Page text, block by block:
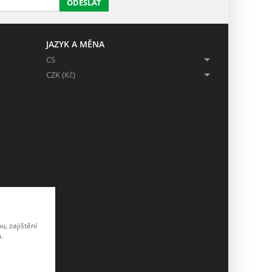
ODESLAT
JAZYK A MĚNA
CS
CZK (Kč)
zajištění